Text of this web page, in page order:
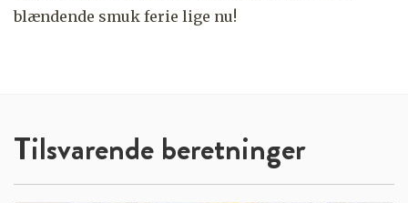
blændende smuk ferie lige nu!
Tilsvarende beretninger